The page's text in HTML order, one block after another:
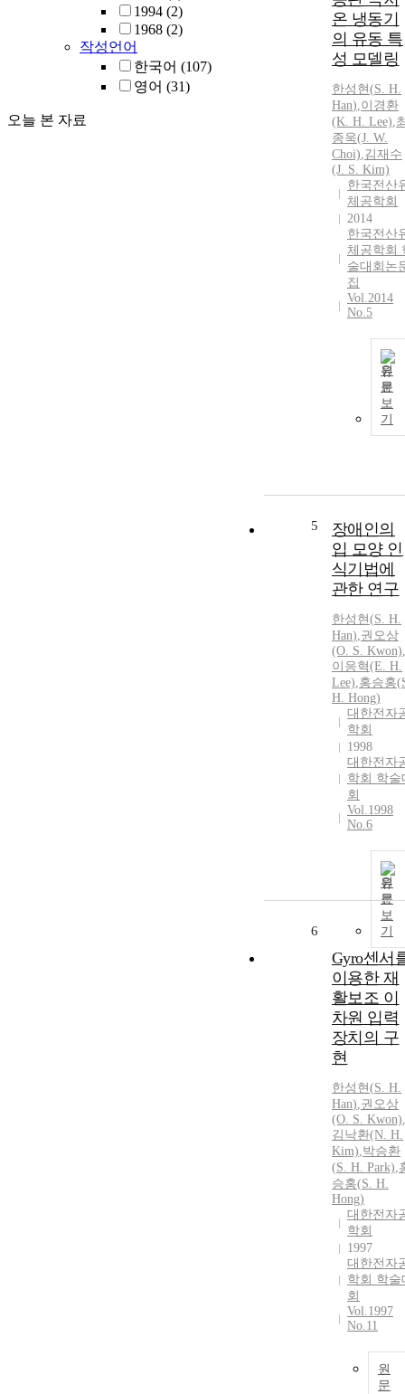
1994 (2)
1968 (2)
작성언어
한국어 (107)
영어 (31)
오늘 본 자료
온 냉동기
의 유동 특
성 모델링
한성현(S. H.
Han),이경환
(K. H. Lee),
종욱(J. W.
Choi),김재수
(J. S. Kim)
한국전산
체공학회
2014
한국전산
체공학회
술대회논
집
Vol.2014
No.5
원
문
보
기
5
장애인의
입 모양 인
식기법에
관한 연구
한성현(S. H.
Han),권오상
(O. S. Kwon),
이응혁(E. H.
Lee),홍승홍(
H. Hong)
대한전자
학회
1998
대한전자
학회 학술
회
Vol.1998
No.6
원
문
보
기
6
Gyro센서
이용한 재
활보조 이
차원 입력
장치의 구
현
한성현(S. H.
Han),권오상
(O. S. Kwon),
김낙환(N. H.
Kim),박승환
(S. H. Park),
승홍(S. H.
Hong)
대한전자
학회
1997
대한전자
학회 학술
회
Vol.1997
No.11
원
문